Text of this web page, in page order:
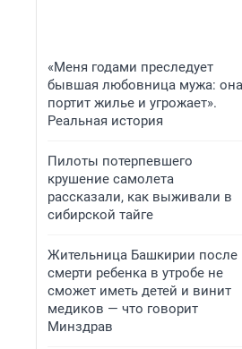
«Меня годами преследует
бывшая любовница мужа: она
портит жилье и угрожает».
Реальная история
Пилоты потерпевшего
крушение самолета
рассказали, как выживали в
сибирской тайге
Жительница Башкирии после
смерти ребенка в утробе не
сможет иметь детей и винит
медиков — что говорит
Минздрав